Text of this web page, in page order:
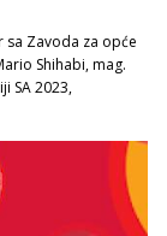
sa Zavoda za opće
Shihabi, mag.
SA 2023,